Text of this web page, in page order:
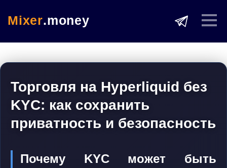
Mixer.money
Торговля на Hyperliquid без
KYC: как сохранить
приватность и безопасность
Почему KYC может быть